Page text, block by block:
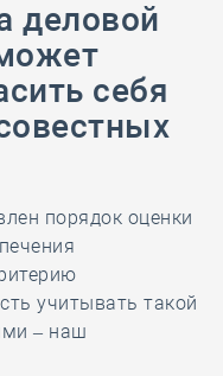
мая -День пограничника
деловой
себя
порядок оценки
учитывать такой
– наш